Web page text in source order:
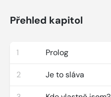
Přehled kapitol
1 Prolog
2 Je to sláva